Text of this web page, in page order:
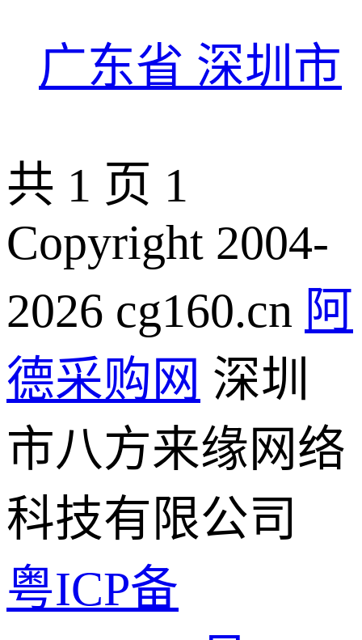
广东省 深圳市
共 1 页 1
Copyright 2004-
2026 cg160.cn 阿
德采购网 深圳
市八方来缘网络
科技有限公司
粤ICP备